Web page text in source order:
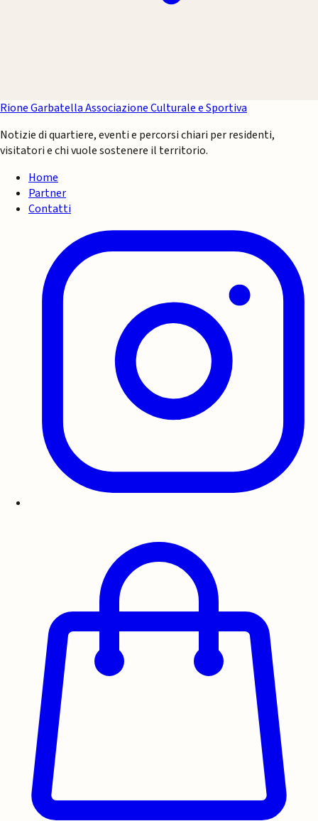
Rione GarbatellaAssociazione Culturale e Sportiva
Notizie di quartiere, eventi e percorsi chiari per residenti,
visitatori e chi vuole sostenere il territorio.
Home
Partner
Contatti